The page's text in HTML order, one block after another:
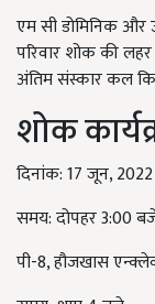
एम सी डोमिनिक
परिवार शोक की
अंतिम संस्कार कल
शोक
दिनांक: 17 जून, 2022
समय: दोपहर 3:00
पी-8, हौजखास